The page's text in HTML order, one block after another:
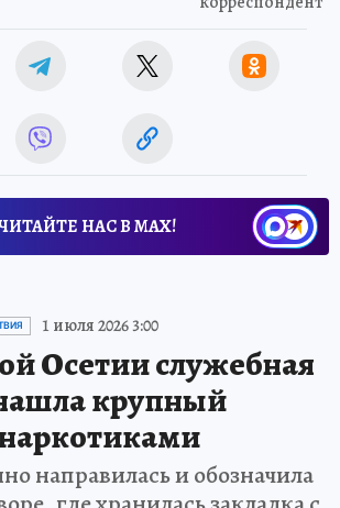
НАС В МАХ!
1 июля 2026 3:00
Осетии служебная
крупный
направилась и обозначила